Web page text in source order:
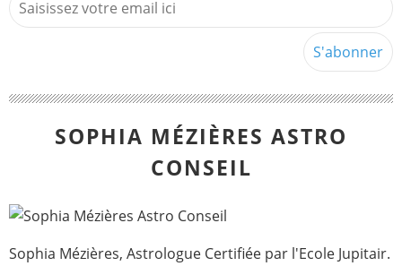
SOPHIA MÉZIÈRES ASTRO
CONSEIL
Sophia Mézières, Astrologue Certifiée par l'Ecole Jupitair.